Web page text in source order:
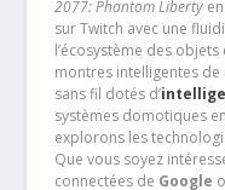
2077: Phantom Libertyen
sur Twitch avec une
l’écosystème des
montres intelligentes
sans fil dotés d’
systèmes domotiques
explorons les
Que vous soyez
connectées de Google